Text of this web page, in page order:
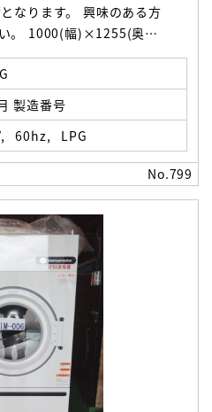
なります。 興味のある方
。 1000(幅)×1255(奥
製造番号
60hz LPG
No.799